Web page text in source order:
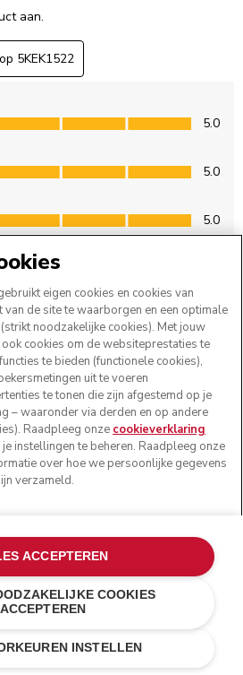
€ 49,80
eigen cookies en cookies van
de site te waarborgen en een optimale
noodzakelijke cookies). Met jouw
cookies om de websiteprestaties te
te bieden (functionele cookies),
uit te voeren
te tonen die zijn afgestemd op je
– waaronder via derden en op andere
Raadpleeg onze cookieverklaring
instellingen te beheren. Raadpleeg onze
over hoe we persoonlijke gegevens
verzameld.
INSTELLEN
COOKIES
ACCEPTEREN
ACCEPTEREN